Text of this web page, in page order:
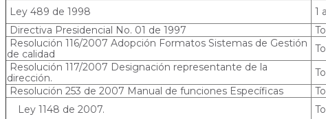
Ley 489 de 1998
1
Directiva Presidencial No. 01 de 1997
Resolución 116/2007 Adopción Formatos Sistemas de Gestión
de calidad
Resolución 117/2007 Designación representante de la
dirección.
Resolución 253 de 2007 Manual de funciones Específicas
Ley 1148 de 2007.